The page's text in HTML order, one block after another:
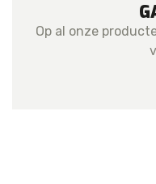
Op al onze